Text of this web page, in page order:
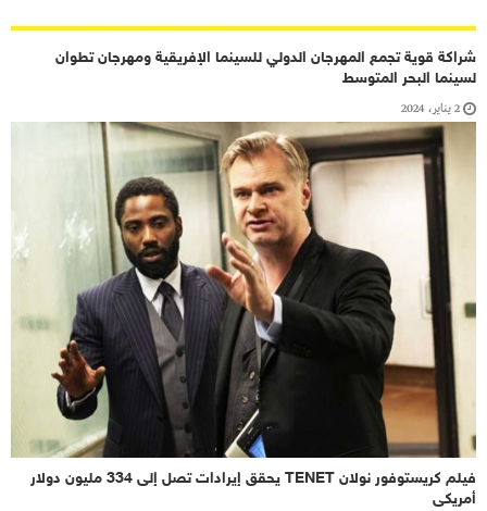
شراكة قوية تجمع المهرجان الدولي للسينما الإفريقية ومهرجان تطوان
لسينما البحر المتوسط
2 يناير، 2024
فيلم كريستوفور نولان TENET يحقق إيرادات تصل إلى 334 مليون دولار
أمريكى